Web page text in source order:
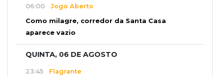
06:00 Jogo Aberto
Como milagre, corredor da Santa Casa
aparece vazio
QUINTA, 06 DE AGOSTO
23:45 Flagrante